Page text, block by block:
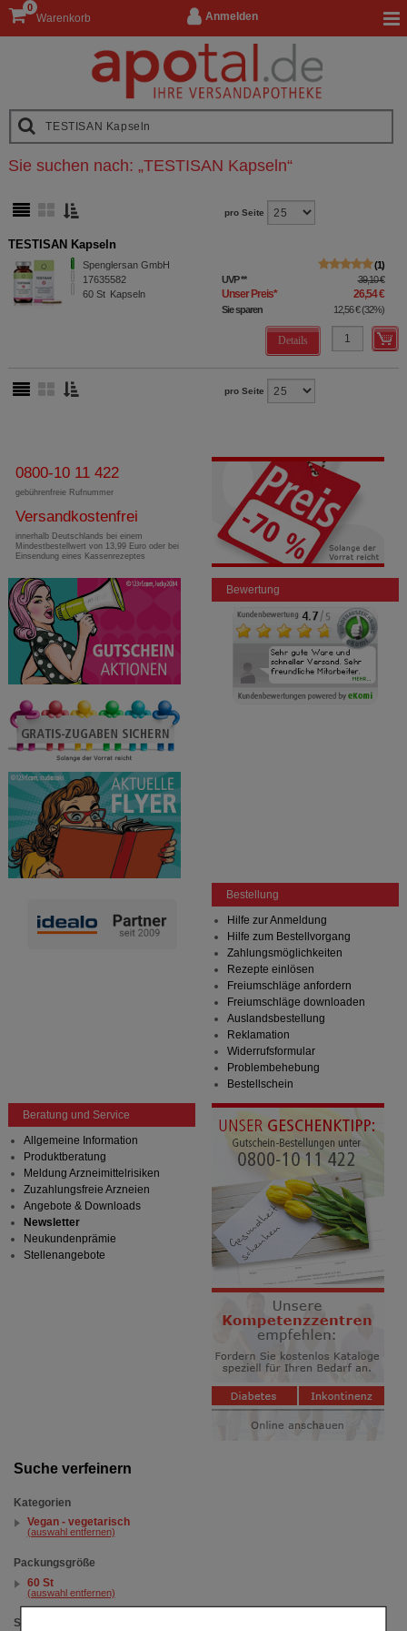
Anmelden
Warenkorb
0
Suche verfeinern
Kategorien
Vegan - vegetarisch
(auswahl entfernen)
Packungsgröße
60 St
(auswahl entfernen)
Sortieren nach
Sie suchen nach: „TESTISAN Kapseln“
pro Seite
TESTISAN Kapseln
Spenglersan GmbH
17635582
60 St Kapseln
1
UVP** 39,10 €
Unser Preis* 26,54 €
Sie sparen 12,56 €(32%)
Details
pro Seite
0800-10 11 422
gebührenfreie Rufnummer
Versandkostenfrei
innerhalb Deutschlands bei einem
Mindestbestellwert von 13,99 Euro oder bei
Einsendung eines Kassenrezeptes
Bewertung
Bestellung
Hilfe zur Anmeldung
Hilfe zum Bestellvorgang
Zahlungsmöglichkeiten
Rezepte einlösen
Freiumschläge anfordern
Freiumschläge downloaden
Auslandsbestellung
Reklamation
Widerrufsformular
Problembehebung
Bestellschein
Beratung und Service
Allgemeine Information
Produktberatung
Meldung Arzneimittelrisiken
Zuzahlungsfreie Arzneien
Angebote & Downloads
Newsletter
Neukundenprämie
Stellenangebote